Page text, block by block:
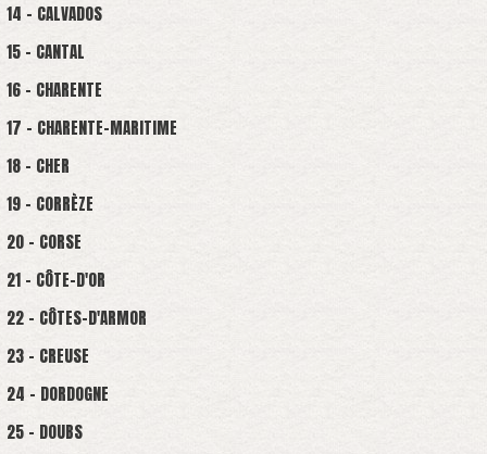
14 - CALVADOS
15 - CANTAL
16 - CHARENTE
17 - CHARENTE-MARITIME
18 - CHER
19 - CORRÈZE
20 - CORSE
21 - CÔTE-D'OR
22 - CÔTES-D'ARMOR
23 - CREUSE
24 - DORDOGNE
25 - DOUBS